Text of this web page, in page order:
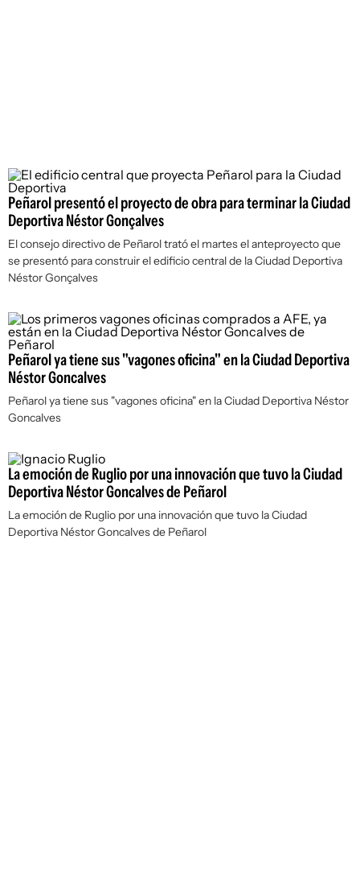
Peñarol presentó el proyecto de obra para terminar la Ciudad
Deportiva Néstor Gonçalves
El consejo directivo de Peñarol trató el martes el anteproyecto que
se presentó para construir el edificio central de la Ciudad Deportiva
Néstor Gonçalves
Peñarol ya tiene sus "vagones oficina" en la Ciudad Deportiva
Néstor Goncalves
Peñarol ya tiene sus "vagones oficina" en la Ciudad Deportiva Néstor
Goncalves
La emoción de Ruglio por una innovación que tuvo la Ciudad
Deportiva Néstor Goncalves de Peñarol
La emoción de Ruglio por una innovación que tuvo la Ciudad
Deportiva Néstor Goncalves de Peñarol